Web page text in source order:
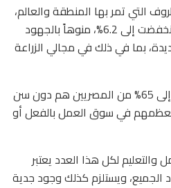
التي تمر بها المنطقة والعالم،
إلا أن نسبة البطالة في مصر انخفضت إلى 6.2%، منوهاً بالجهود
بما في ذلك في مجالي الزراعة
وأوضح أن ما يتراوح بين 60% إلى 65% من المصريين هم دون سن
معظمهم في سوق العمل بالفعل أو
لكل هذا العدد يعتبر
الجميع، ويستلزم كذلك وجود جدية